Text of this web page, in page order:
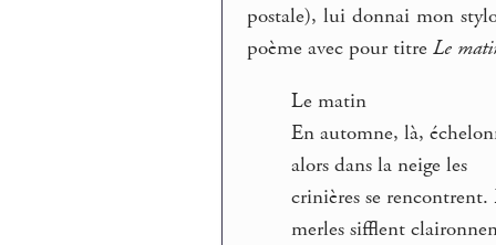
postale), lui donnai mon
poème avec pour titreLe
Le matin
En automne, là,
alors dans la neige les
crinières se rencontrent.
merles sifflent